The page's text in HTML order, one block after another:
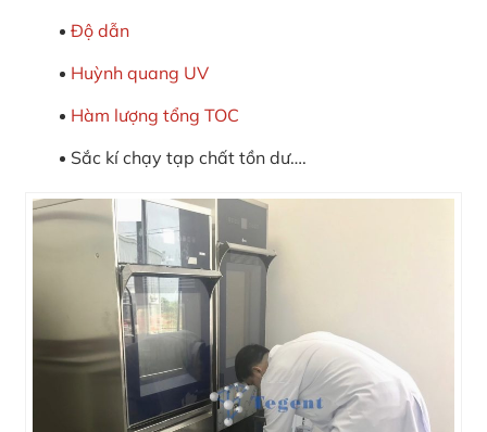
Độ dẫn
Huỳnh quang UV
Hàm lượng tổng TOC
Sắc kí chạy tạp chất tồn dư….